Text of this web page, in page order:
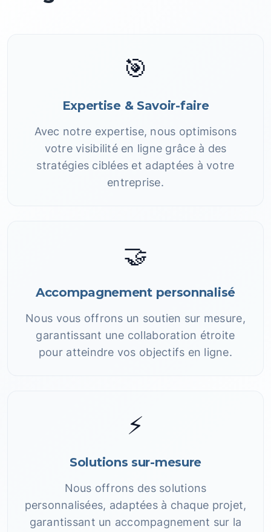
🎯
Expertise & Savoir-faire
Avec notre expertise, nous optimisons
votre visibilité en ligne grâce à des
stratégies ciblées et adaptées à votre
entreprise.
🤝
Accompagnement personnalisé
Nous vous offrons un soutien sur mesure,
garantissant une collaboration étroite
pour atteindre vos objectifs en ligne.
⚡
Solutions sur-mesure
Nous offrons des solutions
personnalisées, adaptées à chaque projet,
garantissant un accompagnement sur la